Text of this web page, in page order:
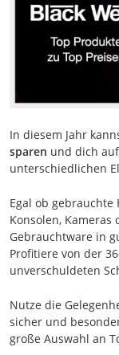
In diesem Jahr
sparen und dich
unterschiedlichen
Egal ob gebrauchte
Konsolen,
Gebrauchtware in
Profitiere von der
unverschuldeten
Nutze die
sicher und
große Auswahl an